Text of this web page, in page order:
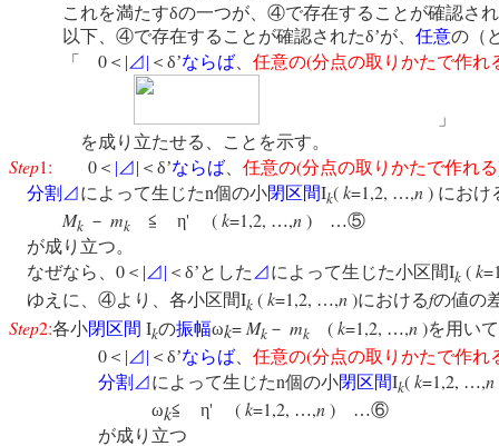
これを満たすδの一つが、④で存在することが確認さ
以下、④で存在することが確認されたδ’が、 任意の（
「 0 ＜ | ⊿| ＜δ’ならば 任意の(分点の取りかたで作れ
」
を成り立たせる、ことを示す。
Step1: 0 ＜ | ⊿| ＜δ’ならば 任意の(分点の取りかたで作れる
分割 ⊿によって生じたn個の小閉区間Ik(k=1,2, …,n) におけ
Mk － mk ≦ η' (k=1,2, …,n) …⑤
が成り立つ。
なぜなら、 0 ＜ | ⊿| ＜δ’とした ⊿によって生じた小区間Ik (k
ゆえに、④より、各小区間Ik (k=1,2, …,n)におけるfの値の
Step2:各小閉区間 Ikの振幅ωk= Mk － mk (k=1,2, …,n)を用い
0 ＜ | ⊿| ＜δ’ならば 任意の(分点の取りかたで作れ
分割 ⊿によって生じたn個の小閉区間Ik(k=1,2, …,n
ωk≦ η' (k=1,2, …,n) …⑥
が成り立つ